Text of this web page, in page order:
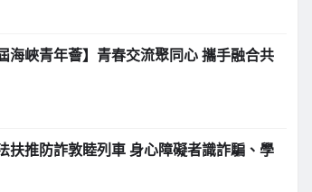
海峽青年薈】青春交流聚同心 攜手融合共
扶推防詐敦睦列車 身心障礙者識詐騙、學